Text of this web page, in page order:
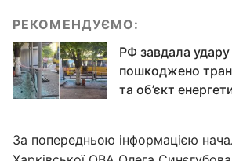
РЕКОМЕНДУЄМО:
РФ завдала удару
пошкоджено
та об’єкт
За попередньою інформацією